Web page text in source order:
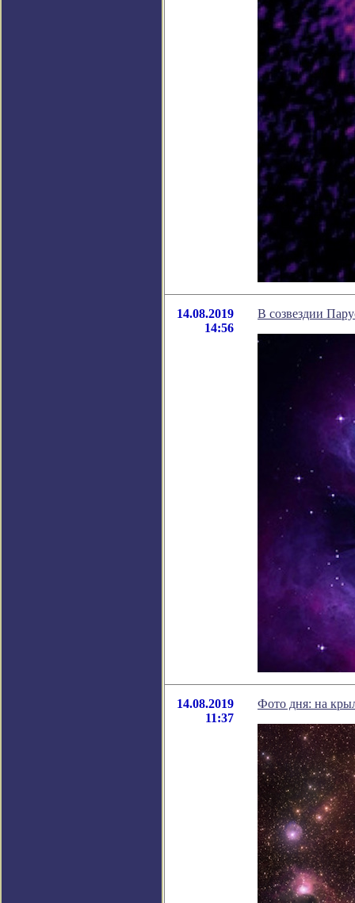
14.08.2019
14:56
В созвездии
14.08.2019
11:37
Фото дня: на